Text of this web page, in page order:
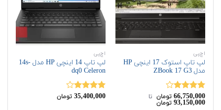
اچ‌پی
لپ تاپ استوک 17 اینچی HP
مدل ZBook 17 G3
نمره
4.00از 5
66,750,000 تومان‌ تا ‌
93,150,000 تومان
اچ‌پی
لپ تاپ 14 اینچی HP مدل 14s-
dq0 Celeron
نمره
35,400,000 تومان